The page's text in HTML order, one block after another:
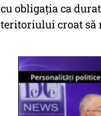
cu obligația ca
teritoriului croat să